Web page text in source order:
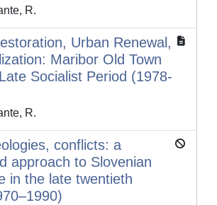
R.
Urban Renewal,
Maribor Old Town
Socialist Period (1978-
R.
conflicts: a
approach to Slovenian
in the late twentieth